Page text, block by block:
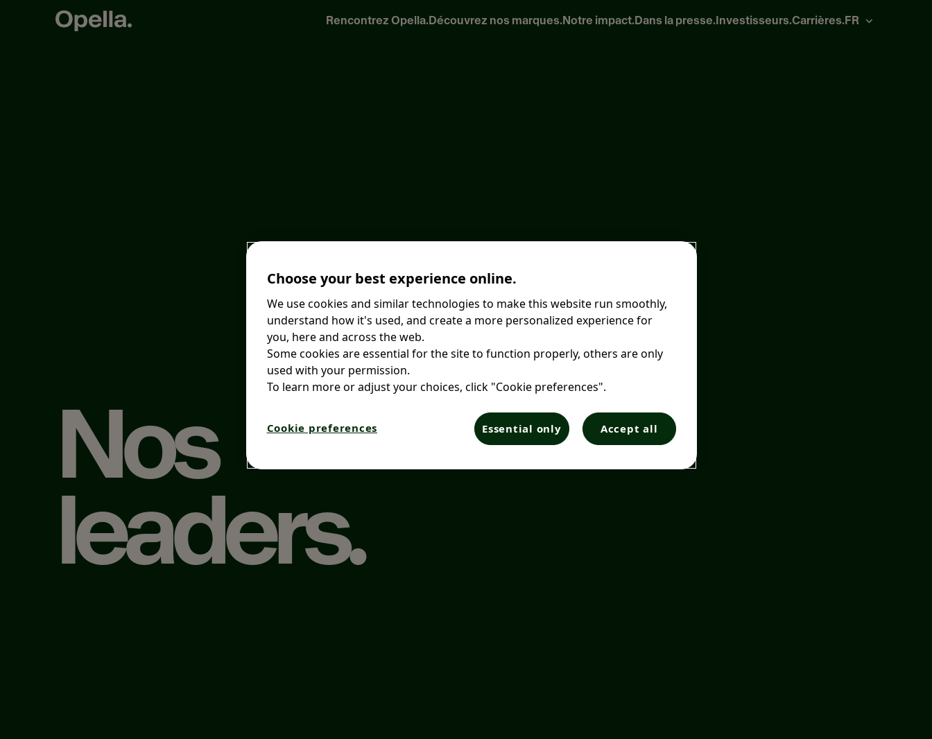
Rencontrez Opella.Découvrez nos marques.Notre impact.Dans la presse. Investisseurs.Carrières.FR
Nos
leaders.
Choose your best experience online.
We use cookies and similar technologies to make this website run smoothly,
understand how it's used, and create a more personalized experience for
you, here and across the web.
Some cookies are essential for the site to function properly, others are only
used with your permission.
To learn more or adjust your choices, click "Cookie preferences".
Cookie preferences Essential only Accept all